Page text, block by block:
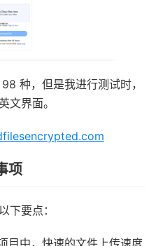
种，但是我进行测试时，
文界面。
项
下要点：
目中，快速的文件上传速度